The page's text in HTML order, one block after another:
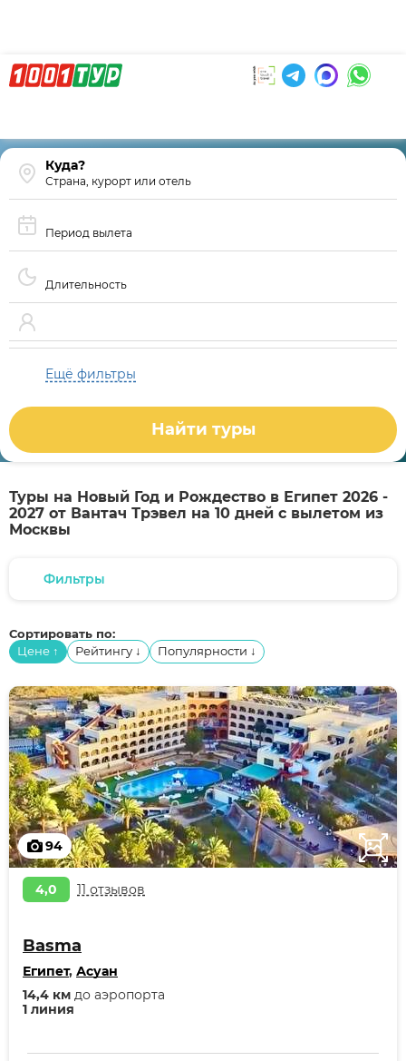
Страна, курорт или отель
Период вылета
Длительность
Ещё фильтры
Найти туры
Туры на Новый Год и Рождество в Египет 2026 -
2027 от Вантач Трэвел на 10 дней с вылетом из
Москвы
Фильтры
Сортировать по:
Цене ↑ Рейтингу ↓ Популярности ↓
94
4,0 11 отзывов
Basma
Египет, Асуан
1 линия
14,4 км до аэропорта